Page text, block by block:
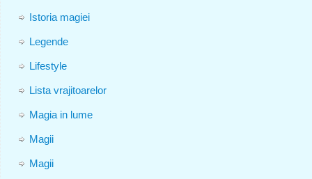
Istoria magiei
Legende
Lifestyle
Lista vrajitoarelor
Magia in lume
Magii
Magii